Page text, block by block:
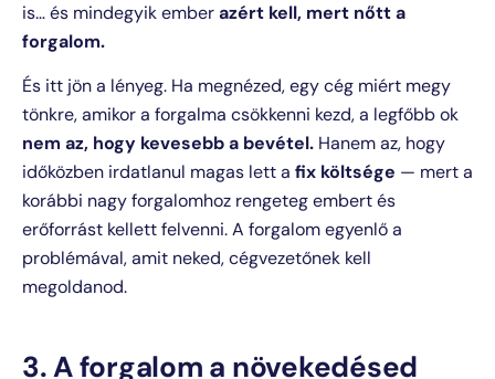
is… és mindegyik emberazért kell, mert nőtt a
forgalom.
És itt jön a lényeg. Ha megnézed, egy cég miért megy
tönkre, amikor a forgalma csökkenni kezd, a legfőbb ok
nem az, hogy kevesebb a bevétel. Hanem az, hogy
időközben irdatlanul magas lett a fix költsége — mert a
korábbi nagy forgalomhoz rengeteg embert és
erőforrást kellett felvenni. A forgalom egyenlő a
problémával, amit neked, cégvezetőnek kell
megoldanod.
3. A forgalom a növekedésed